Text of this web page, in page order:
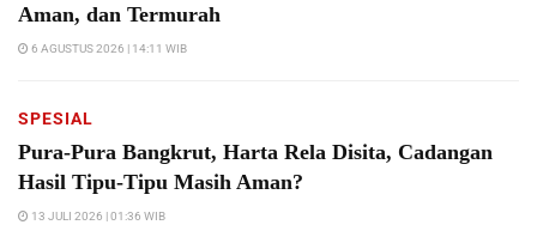
Aman, dan Termurah
6 AGUSTUS 2026 | 14:11 WIB
SPESIAL
Pura-Pura Bangkrut, Harta Rela Disita, Cadangan
Hasil Tipu-Tipu Masih Aman?
13 JULI 2026 | 01:36 WIB